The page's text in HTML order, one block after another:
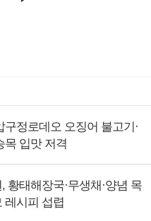
구정로데오 오징어 불고기·
목 입맛 저격
황태해장국·무생채·양념 목
레시피 섭렵